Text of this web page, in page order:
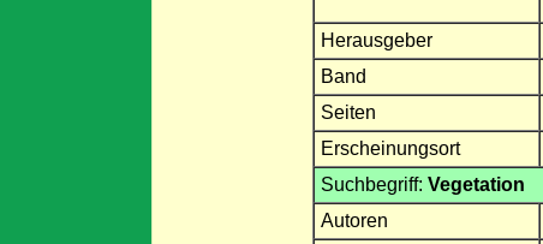
Herausgeber
Band
Seiten
Erscheinungsort
Suchbegriff: Vegetation
Autoren